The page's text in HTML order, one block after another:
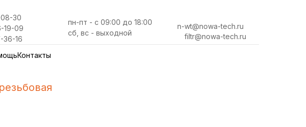
Контакты
n-wt@nowa-tech.ru
filtr@nowa-tech.ru
пн-пт - с 09:00 до 18:00
сб, вс - выходной
08-30
19-09
36-16